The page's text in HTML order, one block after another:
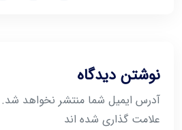
نوشتن دیدگاه
آدرس ایمیل شما منتشر نخواهد شد.
علامت گذاری شده اند